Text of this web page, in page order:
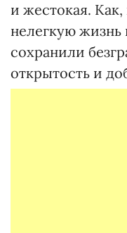
и жестокая.
нелегкую жизнь
сохранили
открытость и